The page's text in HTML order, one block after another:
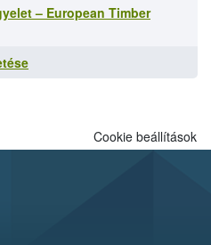
– European Timber
Cookie beállítások